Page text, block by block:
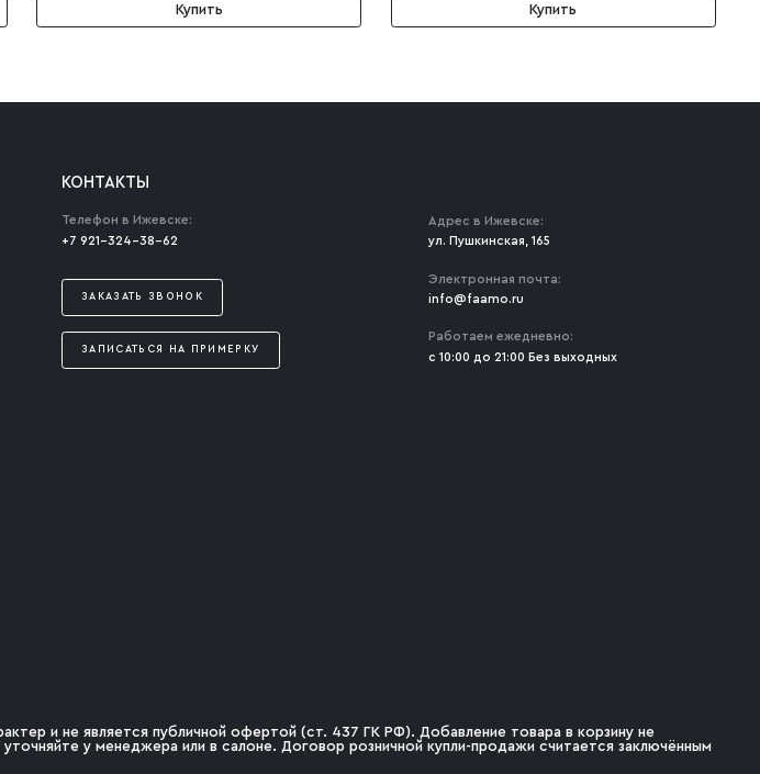
Купить
Купить
КОНТАКТЫ
Телефон в Ижевске:
+7 921-324-38-62
ЗАКАЗАТЬ ЗВОНОК
ЗАПИСАТЬСЯ НА ПРИМЕРКУ
Адрес в Ижевске:
ул. Пушкинская, 165
Электронная почта:
info@faamo.ru
Работаем ежедневно:
с 10:00 до 21:00 Без выходных
и не является публичной офертой (ст. 437 ГК РФ). Добавление товара в корзину не
у менеджера или в салоне. Договор розничной купли-продажи считается заключённым